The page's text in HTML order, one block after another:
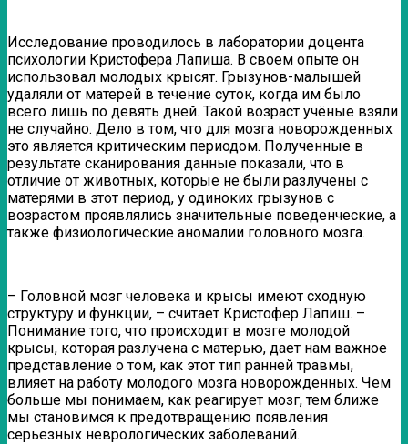
Исследование проводилось в лаборатории доцента
психологии Кристофера Лапиша. В своем опыте он
использовал молодых крысят. Грызунов-малышей
удаляли от матерей в течение суток, когда им было
всего лишь по девять дней. Такой возраст учёные взяли
не случайно. Дело в том, что для мозга новорожденных
это является критическим периодом. Полученные в
результате сканирования данные показали, что в
отличие от животных, которые не были разлучены с
матерями в этот период, у одиноких грызунов с
возрастом проявлялись значительные поведенческие, а
также физиологические аномалии головного мозга.
– Головной мозг человека и крысы имеют сходную
структуру и функции, – считает Кристофер Лапиш. –
Понимание того, что происходит в мозге молодой
крысы, которая разлучена с матерью, дает нам важное
представление о том, как этот тип ранней травмы,
влияет на работу молодого мозга новорожденных. Чем
больше мы понимаем, как реагирует мозг, тем ближе
мы становимся к предотвращению появления
серьезных неврологических заболеваний.